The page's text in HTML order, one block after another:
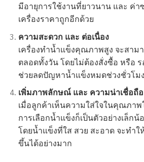
มีอายุการใช้งานที่ยาวนาน และ ค่า
เครื่องราคาถูกอีกด้วย
ความสะดวก และ ต่อเนื่อง
เครื่องทำน้ำแข็งคุณภาพสูง จะสาม
ตลอดทั้งวัน โดยไม่ต้องสั่งซื้อ หรือ
ช่วยลดปัญหาน้ำแข็งหมดช่วงชั่วโมง
เพิ่มภาพลักษณ์ และ ความน่าเชื่อถือ
เมื่อลูกค้าเห็นความใส่ใจในคุณภาพ
การเลือกน้ำแข็งก็เป็นตัวอย่างเล็กน้
โดยน้ำแข็งที่ใส สวย สะอาด จะทำใ
ขึ้นได้อย่างมาก